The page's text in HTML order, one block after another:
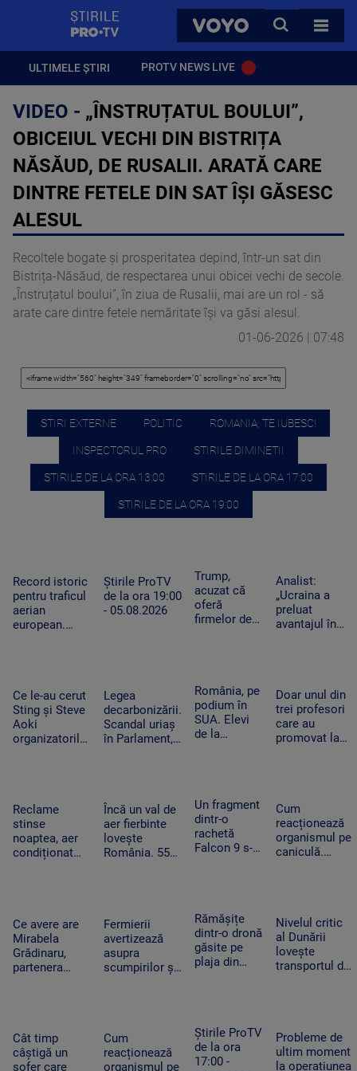
VOYO
CAUTA
TOATE
ULTIMELE ȘTIRI PROTV NEWS LIVE
VIDEO - „ÎNSTRUȚATUL BOULUI”,
OBICEIUL VECHI DIN BISTRIȚA
NĂSĂUD, DE RUSALII. ARATĂ CARE
DINTRE FETELE DIN SAT ÎȘI GĂSESC
ALESUL
Recoltele bogate și prosperitatea depind, într-un sat din
Bistrița-Năsăud, de respectarea unui obicei vechi de secole.
„Înstruțatul boului”, în ziua de Rusalii, mai are un rol - să
arate care dintre fetele nemăritate își va găsi alesul.
01-06-2026 | 07:48
STIRI EXTERNE POLITIC ROMANIA, TE IUBESC!
INSPECTORUL PRO STIRILE DIMINETII
STIRILE DE LA ORA 13:00 STIRILE DE LA ORA 17:00
STIRILE DE LA ORA 19:00
Record istoric
pentru traficul
aerian
european.
România
Știrile ProTV
de la ora 19:00
- 05.08.2026
Trump,
acuzat că
oferă
firmelor de
postările
care pot
mișca
piețele
Analist:
„Ucraina a
preluat
avantajul în
Cum schimbă
acest lucru
războiul
Ce le-au cerut
Sting și Steve
Aoki
organizatorilor
Legea
decarbonizării.
Scandal uriaș
în Parlament,
cărbune
România, pe
podium în
SUA. Elevi
de la
de medalii la
Olimpiada
NEO
Science
Doar unul din
trei profesori
care au
promovat la
Reclame
stinse
noaptea, aer
condiționat
ore de vârf.
Cum
economisesc
magazinele
Încă un val de
aer fierbinte
lovește
România. 55
„Aerul devine
irespirabil”
Un fragment
dintr-o
rachetă
Falcon 9 s-a
știință după
impact
Cum
reacționează
organismul pe
caniculă.
Cum ne
protejăm
Ce avere are
Mirabela
Grădinaru,
partenera
Fermierii
avertizează
asupra
scumpirilor și
achitat facturi
uriașe”
Rămășițe
dintr-o dronă
găsite pe
plaja din
văzut-o să
sune la 112
Nivelul critic
al Dunării
lovește
transportul de
fluvial pentru
economie
Cât timp
câștigă un
șofer care
Cum
reacționează
organismul pe
Știrile ProTV
de la ora
17:00 -
Probleme de
ultim moment
la operațiunea